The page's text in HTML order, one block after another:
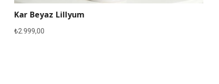
Kar Beyaz Lillyum
₺2.999,00